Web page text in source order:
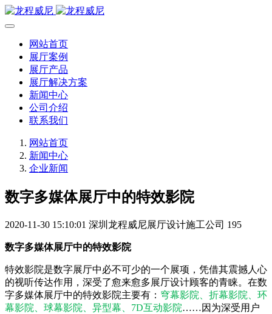
网站首页
展厅案例
展厅产品
展厅解决方案
新闻中心
公司介绍
联系我们
网站首页
新闻中心
企业新闻
数字多媒体展厅中的特效影院
2020-11-30 15:10:01 深圳龙程威尼展厅设计施工公司 195
数字多媒体展厅中的特效影院
特效影院是数字展厅中必不可少的一个展项，凭借其震撼人心
的视听传达作用，深受了愈来愈多展厅设计顾客的青睐。在数
字多媒体展厅中的特效影院主要有： 穹幕影院、折幕影院、环
幕影院、球幕影院、异型幕、7D互动影院……因为深受用户